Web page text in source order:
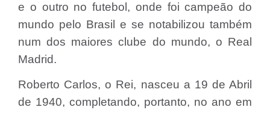
e o outro no futebol, onde foi campeão do
mundo pelo Brasil e se notabilizou também
num dos maiores clube do mundo, o Real
Madrid.
Roberto Carlos, o Rei, nasceu a 19 de Abril
de 1940, completando, portanto, no ano em